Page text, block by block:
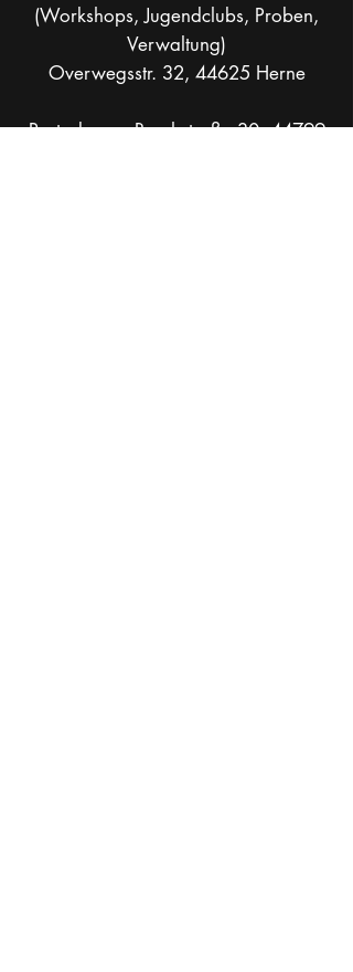
(Workshops, Jugendclubs, Proben,
Verwaltung)
Overwegsstr. 32, 44625 Herne
Postadresse: Bruchstraße 30, 44799